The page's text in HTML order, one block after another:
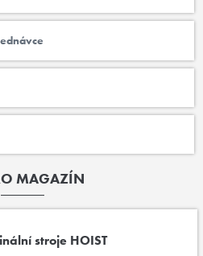
MAGAZÍN
stroje HOIST